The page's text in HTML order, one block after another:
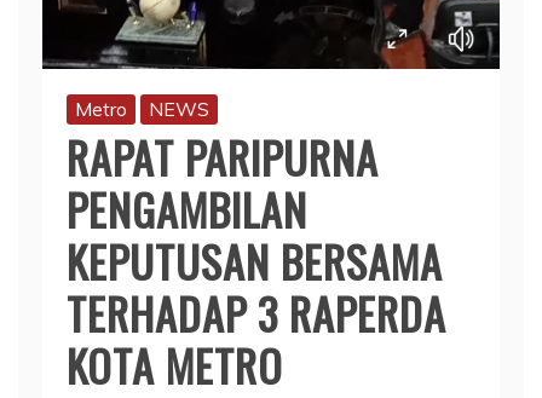
Metro NEWS
RAPAT PARIPURNA
PENGAMBILAN
KEPUTUSAN BERSAMA
TERHADAP 3 RAPERDA
KOTA METRO